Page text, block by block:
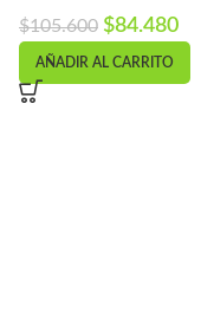
$105.600 $84.480
AÑADIR AL CARRITO